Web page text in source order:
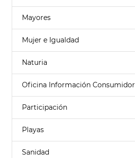
Mayores
Mujer e Igualdad
Naturia
Oficina Información Consumidor
Participación
Playas
Sanidad